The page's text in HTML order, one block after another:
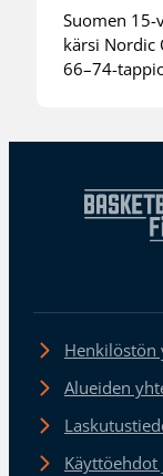
Suomen
kärsi Nordic
66–74-
Henkilöstön
Alueiden
Käyttöehdot